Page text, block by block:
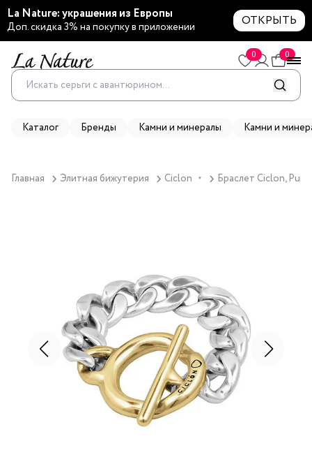
La Nature: украшения из Европы
Доп. скидка 3% на покупку в приложении ОТКРЫТЬ
0 0
Каталог Бренды Камни и минералы Камни и
Главная Элитная бижутерия Ciclon ▼ Браслет Ciclon,